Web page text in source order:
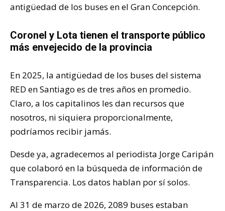
antigüedad de los buses en el Gran Concepción.
Coronel y Lota tienen el transporte público
más envejecido de la provincia
En 2025, la antigüedad de los buses del sistema
RED en Santiago es de tres años en promedio.
Claro, a los capitalinos les dan recursos que
nosotros, ni siquiera proporcionalmente,
podríamos recibir jamás.
Desde ya, agradecemos al periodista Jorge Caripán
que colaboró en la búsqueda de información de
Transparencia. Los datos hablan por sí solos.
Al 31 de marzo de 2026, 2089 buses estaban